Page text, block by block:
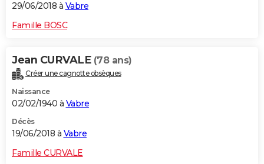
29/06/2018 à Vabre
Famille BOSC
Jean CURVALE (78 ans)
Créer une cagnotte obsèques
Naissance
02/02/1940 à Vabre
Décès
19/06/2018 à Vabre
Famille CURVALE